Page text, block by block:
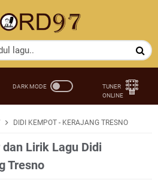
DIDI KEMPOT - KERAJANG TRESNO
Lirik Lagu Didi
Tresno